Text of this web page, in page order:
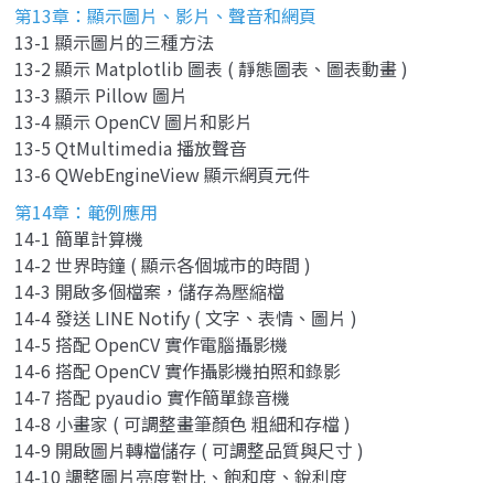
第13章：顯示圖片、影片、聲音和網頁
13-1 顯示圖片的三種方法
13-2 顯示 Matplotlib 圖表 ( 靜態圖表、圖表動畫 )
13-3 顯示 Pillow 圖片
13-4 顯示 OpenCV 圖片和影片
13-5 QtMultimedia 播放聲音
13-6 QWebEngineView 顯示網頁元件
第14章：範例應用
14-1 簡單計算機
14-2 世界時鐘 ( 顯示各個城市的時間 )
14-3 開啟多個檔案，儲存為壓縮檔
14-4 發送 LINE Notify ( 文字、表情、圖片 )
14-5 搭配 OpenCV 實作電腦攝影機
14-6 搭配 OpenCV 實作攝影機拍照和錄影
14-7 搭配 pyaudio 實作簡單錄音機
14-8 小畫家 ( 可調整畫筆顏色 粗細和存檔 )
14-9 開啟圖片轉檔儲存 ( 可調整品質與尺寸 )
14-10 調整圖片亮度對比、飽和度、銳利度